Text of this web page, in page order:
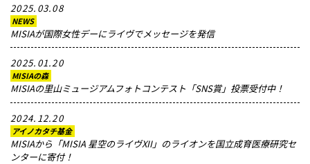
2025.03.08
NEWS
MISIAが国際女性デーにライヴでメッセージを発信
2025.01.20
MISIAの森
MISIAの里山ミュージアムフォトコンテスト「SNS賞」投票受付中！
2024.12.20
アイノカタチ基金
MISIAから「MISIA 星空のライヴXII」のライオンを国立成育医療研究セ
ンターに寄付！